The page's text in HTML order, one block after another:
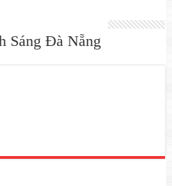
Sáng Đà Nẵng